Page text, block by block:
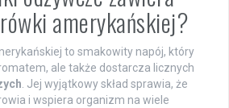
amerykańskiej?
to smakowity napój, który
ale także dostarcza licznych
. Jej wyjątkowy skład sprawia, że
i wspiera organizm na wiele